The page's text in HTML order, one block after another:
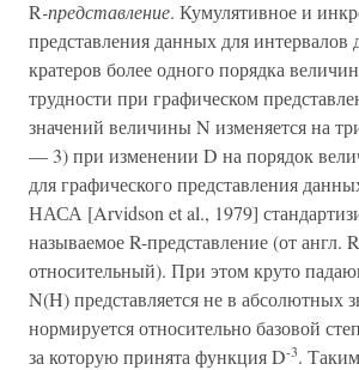
R-представление. Кумулятивное и
представления данных для интервалов
кратеров более одного порядка
трудности при графическом
значений величины N изменяется на
— 3) при изменении D на порядок
для графического представления
НАСА [Arvidson et al., 1979]
называемое R-представление (от англ.
относительный). При этом круто
N(H) представляется не в абсолютных
нормируется относительно базовой
за которую принята функция D-3.